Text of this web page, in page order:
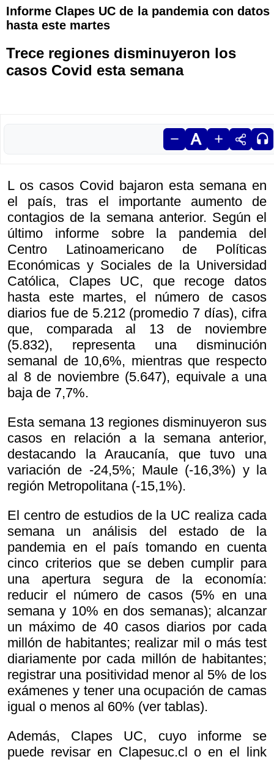
Informe Clapes UC de la pandemia con datos
hasta este martes
Trece regiones disminuyeron los
casos Covid esta semana
L os casos Covid bajaron esta semana en
el país, tras el importante aumento de
contagios de la semana anterior. Según el
último informe sobre la pandemia del
Centro Latinoamericano de Políticas
Económicas y Sociales de la Universidad
Católica, Clapes UC, que recoge datos
hasta este martes, el número de casos
diarios fue de 5.212 (promedio 7 días), cifra
que, comparada al 13 de noviembre
(5.832), representa una disminución
semanal de 10,6%, mientras que respecto
al 8 de noviembre (5.647), equivale a una
baja de 7,7%.
Esta semana 13 regiones disminuyeron sus
casos en relación a la semana anterior,
destacando la Araucanía, que tuvo una
variación de -24,5%; Maule (-16,3%) y la
región Metropolitana (-15,1%).
El centro de estudios de la UC realiza cada
semana un análisis del estado de la
pandemia en el país tomando en cuenta
cinco criterios que se deben cumplir para
una apertura segura de la economía:
reducir el número de casos (5% en una
semana y 10% en dos semanas); alcanzar
un máximo de 40 casos diarios por cada
millón de habitantes; realizar mil o más test
diariamente por cada millón de habitantes;
registrar una positividad menor al 5% de los
exámenes y tener una ocupación de camas
igual o menos al 60% (ver tablas).
Además, Clapes UC, cuyo informe se
puede revisar en Clapesuc.cl o en el link